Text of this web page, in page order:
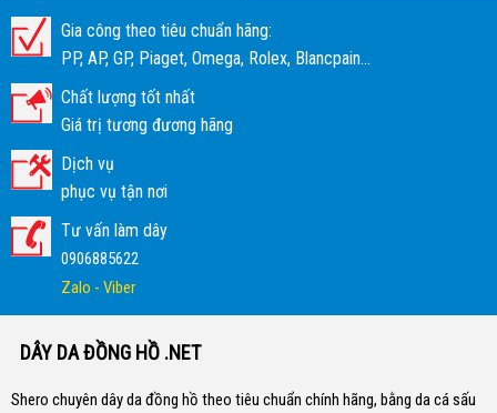
Gia công theo tiêu chuẩn hãng:
PP, AP, GP, Piaget, Omega, Rolex, Blancpain...
Chất lượng tốt nhất
Giá trị tương đương hãng
Dịch vụ
phục vụ tận nơi
Tư vấn làm dây
0906885622
Zalo - Viber
DÂY DA ĐỒNG HỒ .NET
Shero chuyên dây da đồng hồ theo tiêu chuẩn chính hãng, bằng da cá sấu